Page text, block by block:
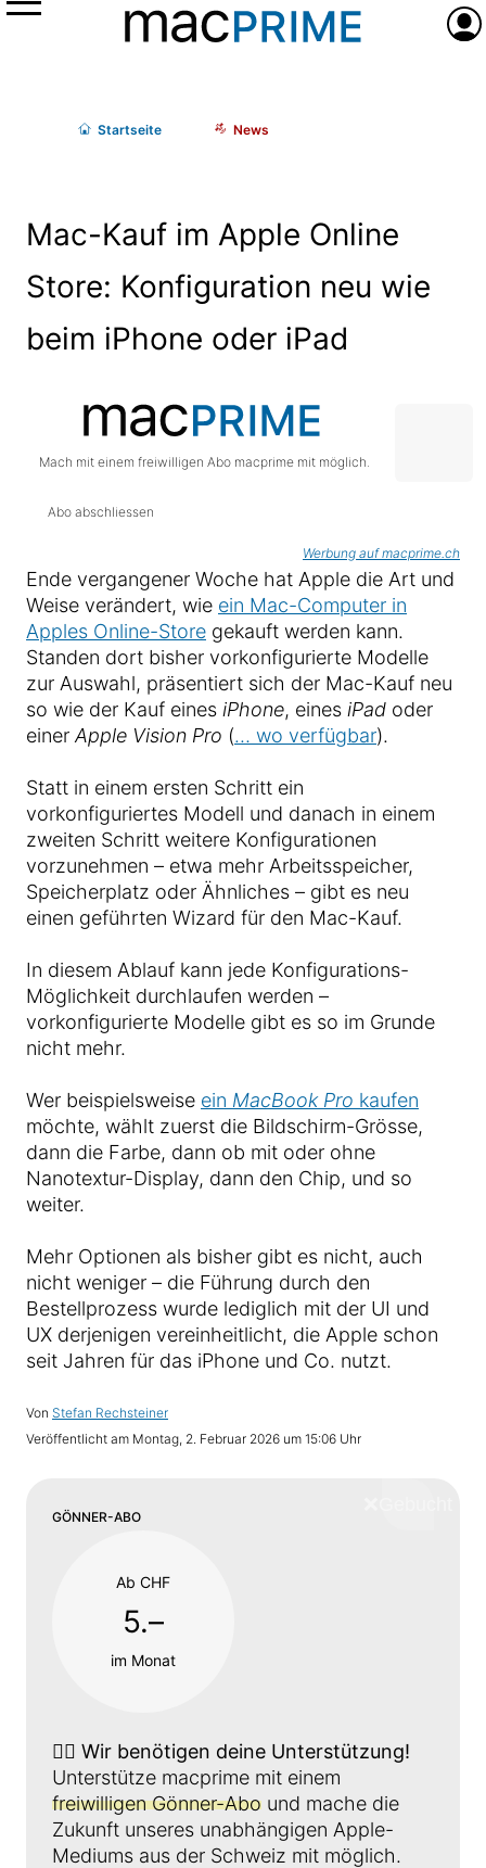
Menü
Startseite News
Mac-Kauf im Apple Online
Store: Konfiguration neu wie
beim iPhone oder iPad
Mach mit einem freiwilligen Abo macprime mit möglich.
Abo abschliessen
Werbung auf macprime.ch
Ende vergangener Woche hat Apple die Art und
Weise verändert, wie ein Mac-Computer in
Apples Online-Store gekauft werden kann.
Standen dort bisher vorkonfigurierte Modelle
zur Auswahl, präsentiert sich der Mac-Kauf neu
so wie der Kauf eines iPhone, eines iPad oder
einer Apple Vision Pro (… wo verfügbar).
Statt in einem ersten Schritt ein
vorkonfiguriertes Modell und danach in einem
zweiten Schritt weitere Konfigurationen
vorzunehmen – etwa mehr Arbeitsspeicher,
Speicherplatz oder Ähnliches – gibt es neu
einen geführten Wizard für den Mac-Kauf.
In diesem Ablauf kann jede Konfigurations-
Möglichkeit durchlaufen werden –
vorkonfigurierte Modelle gibt es so im Grunde
nicht mehr.
Wer beispielsweise ein MacBook Pro kaufen
möchte, wählt zuerst die Bildschirm-Grösse,
dann die Farbe, dann ob mit oder ohne
Nanotextur-Display, dann den Chip, und so
weiter.
Mehr Optionen als bisher gibt es nicht, auch
nicht weniger – die Führung durch den
Bestellprozess wurde lediglich mit der UI und
UX derjenigen vereinheitlicht, die Apple schon
seit Jahren für das iPhone und Co. nutzt.
Von Stefan Rechsteiner
Veröffentlicht am Montag, 2. Februar 2026 um 15:06 Uhr
GÖNNER-ABO
Ab CHF
5.–
im Monat
👉🏼 Wir benötigen deine Unterstützung!
Unterstütze macprime mit einem
freiwilligen Gönner-Abo und mache die
Zukunft unseres unabhängigen Apple-
Mediums aus der Schweiz mit möglich.